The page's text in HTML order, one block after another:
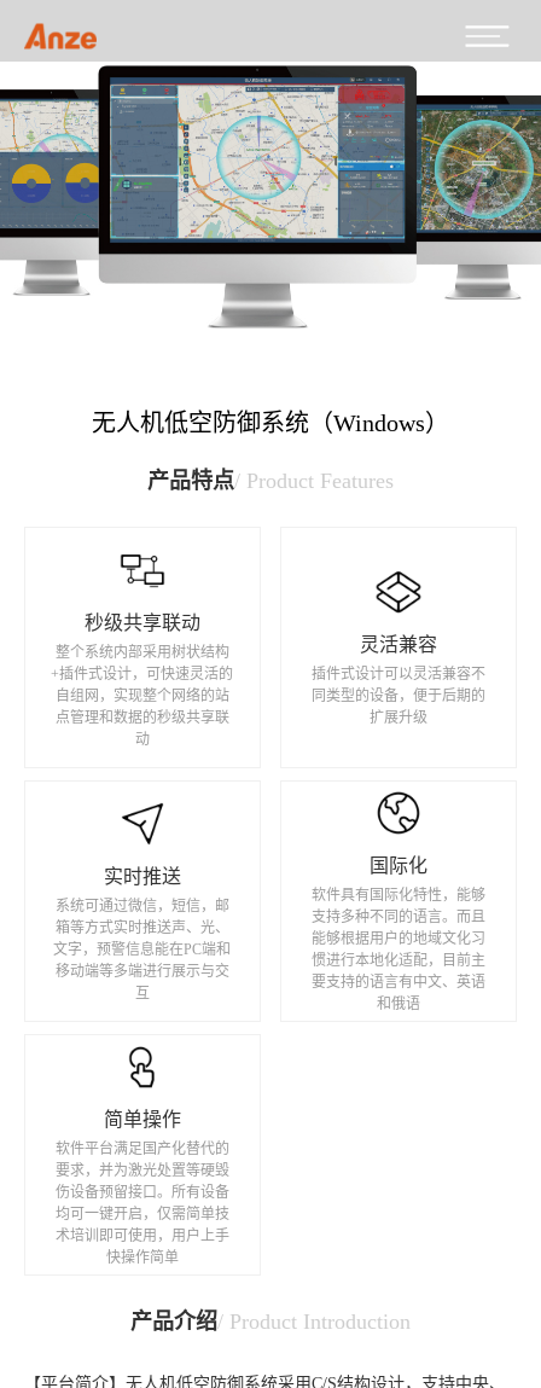
无人机低空防御系统（Windows）
产品特点/ Product Features
秒级共享联动
整个系统内部采用树状结构
+插件式设计，可快速灵活的
自组网，实现整个网络的站
点管理和数据的秒级共享联
动
灵活兼容
插件式设计可以灵活兼容不
同类型的设备，便于后期的
扩展升级
实时推送
系统可通过微信，短信，邮
箱等方式实时推送声、光、
文字，预警信息能在PC端和
移动端等多端进行展示与交
互
国际化
软件具有国际化特性，能够
支持多种不同的语言。而且
能够根据用户的地域文化习
惯进行本地化适配，目前主
要支持的语言有中文、英语
和俄语
简单操作
软件平台满足国产化替代的
要求，并为激光处置等硬毁
伤设备预留接口。所有设备
均可一键开启，仅需简单技
术培训即可使用，用户上手
快操作简单
产品介绍/ Product Introduction
【平台简介】无人机低空防御系统采用C/S结构设计，支持中央、